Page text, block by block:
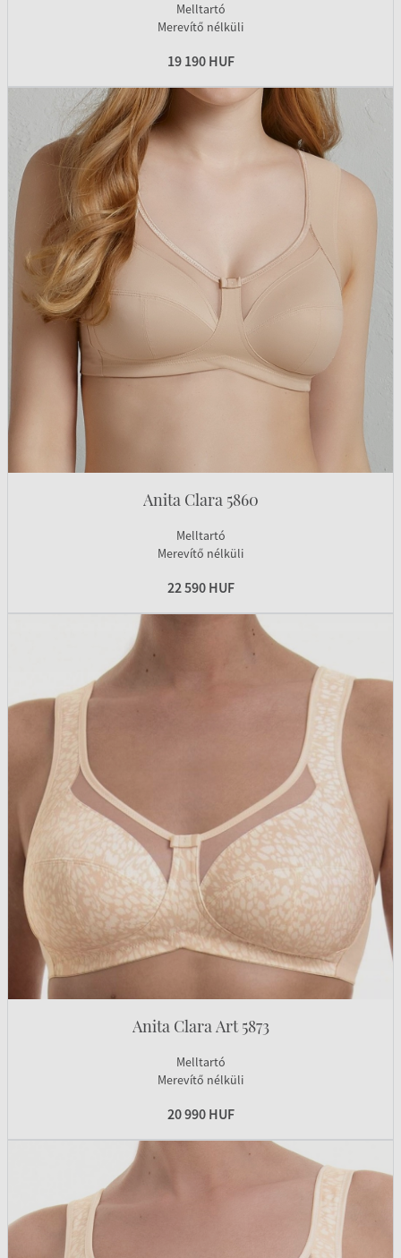
Melltartó
Merevítő nélküli
19 190 HUF
Anita Clara 5860
Melltartó
Merevítő nélküli
22 590 HUF
Anita Clara Art 5873
Melltartó
Merevítő nélküli
20 990 HUF